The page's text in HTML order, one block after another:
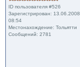
ID пользователя #526
Зарегистрирован: 13.06.2008,
08:54
Местонахождение: Тольятти
Сообщений: 2781